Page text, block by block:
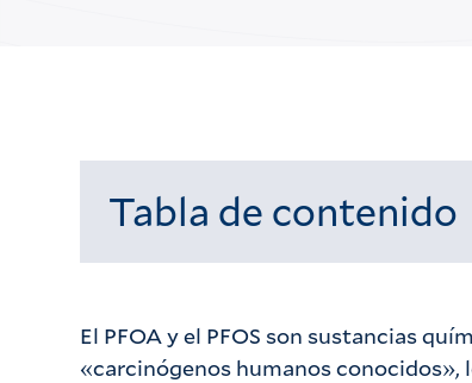
Tabla de contenido
El PFOA y el PFOS son sustancias
«carcinógenos humanos